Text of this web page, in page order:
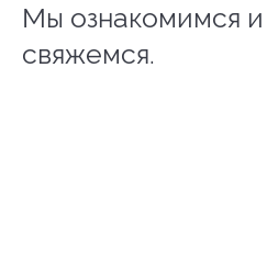
Мы ознакомимся и
свяжемся.